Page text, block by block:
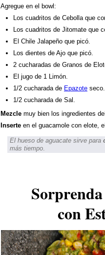
Agregue en el bowl:
Los cuadritos de Cebolla que
Los cuadritos de Jitomate que
El Chile Jalapeño que picó.
Los dientes de Ajo que picó.
2 cucharadas de Granos de
El jugo de 1 Limón.
1/2 cucharada de Epazote seco.
1/2 cucharada de Sal.
Mezcle muy bien los ingredientes
Inserte en el guacamole con elote,
El hueso de aguacate sirve para
más tiempo.
con